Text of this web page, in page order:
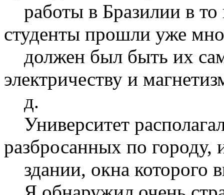
работы в Бразилии в
студенты прошли уже
должен был быть их
электричеству и
д.
Университет
разбросанных по городу,
здании, окна которого